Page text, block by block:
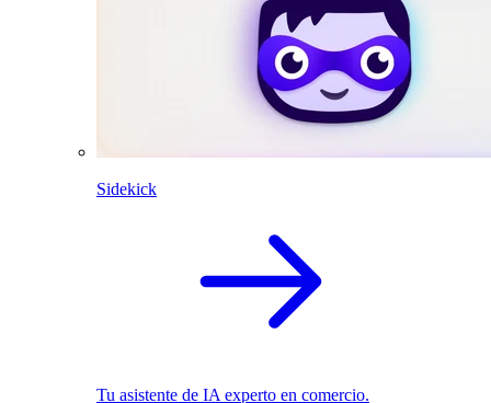
Sidekick
Tu asistente de IA experto en comercio.